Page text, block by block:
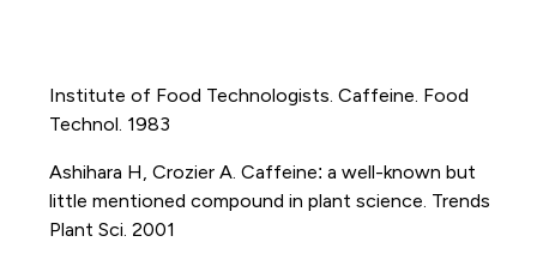
Institute of Food Technologists. Caffeine. Food
Technol. 1983
Ashihara H, Crozier A. Caffeine: a well-known but
little mentioned compound in plant science. Trends
Plant Sci. 2001